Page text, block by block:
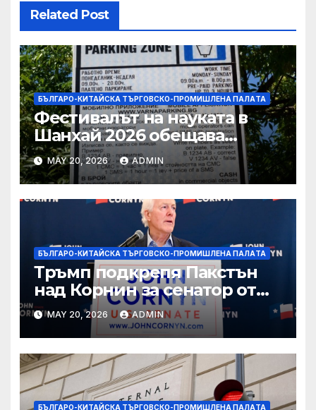
Related Post
БЪЛГАРО-КИТАЙСКА ТЪРГОВСКО-ПРОМИШЛЕНА ПАЛAТА
Фестивалът на науката в
Шанхай 2026 обещава
вълнуващи научно-
технологични иновации
MAY 20, 2026 ADMIN
БЪЛГАРО-КИТАЙСКА ТЪРГОВСКО-ПРОМИШЛЕНА ПАЛAТА
Тръмп подкрепя Пакстън
над Корнин за сенатор от
Тексас в шокираща
подкрепа
MAY 20, 2026 ADMIN
БЪЛГАРО-КИТАЙСКА ТЪРГОВСКО-ПРОМИШЛЕНА ПАЛAТА